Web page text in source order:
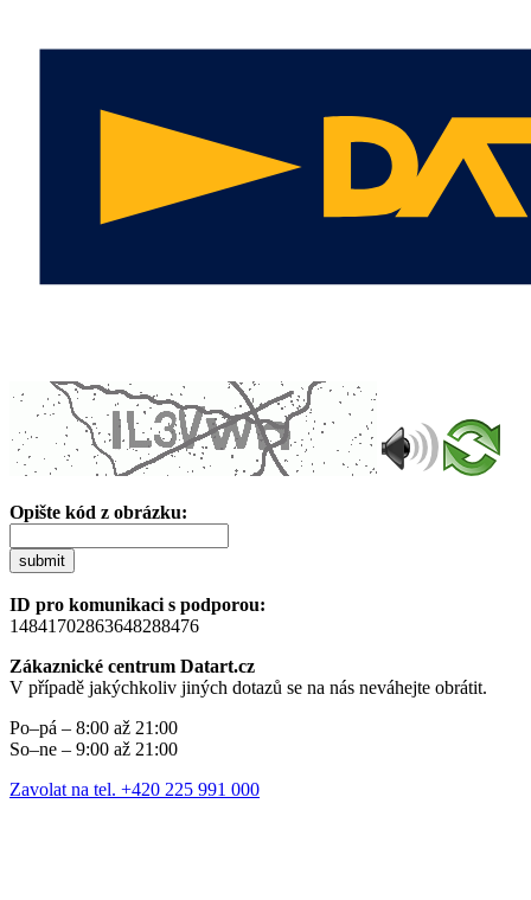
Opište kód z obrázku:
submit
ID pro komunikaci s podporou:
14841702863648288476
Zákaznické centrum Datart.cz
V případě jakýchkoliv jiných dotazů se na nás neváhejte obrátit.
Po–pá – 8:00 až 21:00
So–ne – 9:00 až 21:00
Zavolat na tel. +420 225 991 000